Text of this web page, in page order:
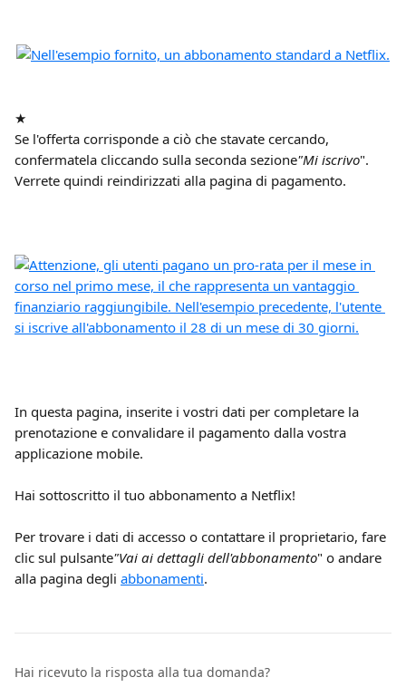
★
Se l'offerta corrisponde a ciò che stavate cercando,
confermatela cliccando sulla seconda sezione"Mi iscrivo".
Verrete quindi reindirizzati alla pagina di pagamento.
In questa pagina, inserite i vostri dati per completare la
prenotazione e convalidare il pagamento dalla vostra
applicazione mobile.
Hai sottoscritto il tuo abbonamento a Netflix!
Per trovare i dati di accesso o contattare il proprietario, fare
clic sul pulsante"Vai ai dettagli dell'abbonamento" o andare
alla pagina degli abbonamenti.
Hai ricevuto la risposta alla tua domanda?